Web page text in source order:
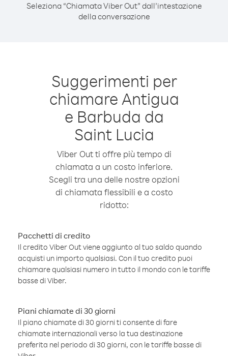
Seleziona “Chiamata Viber Out” dall’intestazione
della conversazione
Suggerimenti per
chiamare Antigua
e Barbuda da
Saint Lucia
Viber Out ti offre più tempo di
chiamata a un costo inferiore.
Scegli tra una delle nostre opzioni
di chiamata flessibili e a costo
ridotto:
Pacchetti di credito
Il credito Viber Out viene aggiunto al tuo saldo quando
acquisti un importo qualsiasi. Con il tuo credito puoi
chiamare qualsiasi numero in tutto il mondo con le tariffe
basse di Viber.
Piani chiamate di 30 giorni
Il piano chiamate di 30 giorni ti consente di fare
chiamate internazionali verso la tua destinazione
preferita nel periodo di 30 giorni, con le tariffe basse di